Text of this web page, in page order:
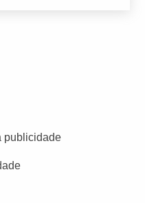
publicidade